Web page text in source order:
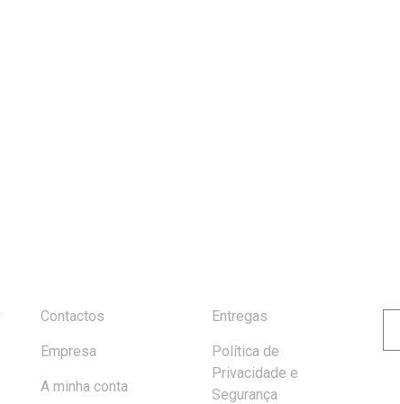
Contactos
Empresa
A minha conta
Entregas
Política de
Privacidade e
Segurança